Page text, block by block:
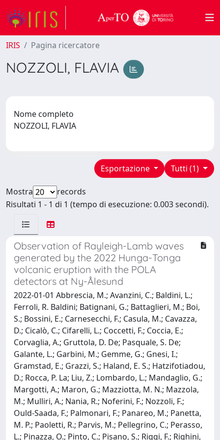
IRIS Pagina ricercatore
NOZZOLI, FLAVIA
Nome completo
NOZZOLI, FLAVIA
Tutti (1)
Esportazione
Mostra
records
Risultati 1 - 1 di 1 (tempo di esecuzione: 0.003 secondi).
Observation of Rayleigh-Lamb waves
generated by the 2022 Hunga-Tonga
volcanic eruption with the POLA
detectors at Ny-Ålesund
2022-01-01 Abbrescia, M.; Avanzini, C.; Baldini, L.;
Ferroli, R. Baldini; Batignani, G.; Battaglieri, M.; Boi,
S.; Bossini, E.; Carnesecchi, F.; Casula, M.; Cavazza,
D.; Cicalò, C.; Cifarelli, L.; Coccetti, F.; Coccia, E.;
Corvaglia, A.; Gruttola, D. De; Pasquale, S. De;
Galante, L.; Garbini, M.; Gemme, G.; Gnesi, I.;
Gramstad, E.; Grazzi, S.; Haland, E. S.; Hatzifotiadou,
D.; Rocca, P. La; Liu, Z.; Lombardo, L.; Mandaglio, G.;
Margotti, A.; Maron, G.; Mazziotta, M. N.; Mazzola,
M.; Mulliri, A.; Nania, R.; Noferini, F.; Nozzoli, F.;
Ould-Saada, F.; Palmonari, F.; Panareo, M.; Panetta,
M. P.; Paoletti, R.; Parvis, M.; Pellegrino, C.; Perasso,
L.; Pinazza, O.; Pinto, C.; Pisano, S.; Riggi, F.; Righini,